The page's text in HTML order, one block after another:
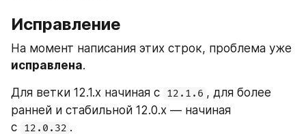
Исправление
исправлена.
Для ветки 12.1.х начиная с 12.1.6 , для более
ранней и стабильной 12.0.х — начиная
с 12.0.32 .